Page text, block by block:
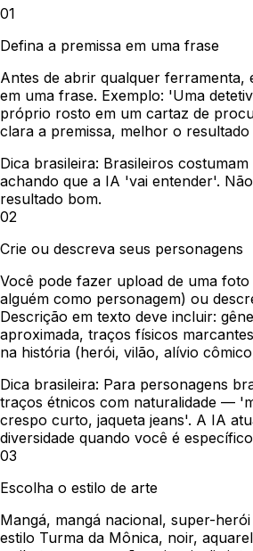
01
Defina a premissa em uma frase
Antes de abrir qualquer ferramenta,
em uma frase. Exemplo: 'Uma
próprio rosto em um cartaz de
clara a premissa, melhor o resultado
Dica brasileira: Brasileiros
achando que a IA 'vai entender'.
resultado bom.
02
Crie ou descreva seus personagens
Você pode fazer upload de uma
alguém como personagem) ou
Descrição em texto deve incluir:
aproximada, traços físicos
na história (herói, vilão, alívio
Dica brasileira: Para personagens
traços étnicos com naturalidade —
crespo curto, jaqueta jeans'. A IA
diversidade quando você é
03
Escolha o estilo de arte
Mangá, mangá nacional, super-
estilo Turma da Mônica, noir,